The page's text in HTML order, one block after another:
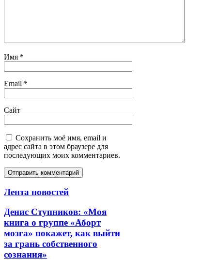
Имя *
Email *
Сайт
Сохранить моё имя, email и
адрес сайта в этом браузере для
последующих моих комментариев.
Лента новостей
Денис Ступников: «Моя
книга о группе «Аборт
мозга» покажет, как выйти
за грань собственного
сознания»